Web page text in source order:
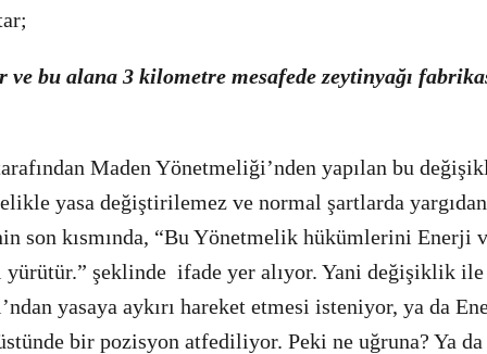
bu alana 3 kilometre mesafede zeytinyağı
Maden Yönetmeliği’nden yapılan bu
yasa değiştirilemez ve normal şartlarda
son kısmında, “Bu Yönetmelik hükümlerini Enerji
yürütür.” şeklinde ifade yer alıyor. Yani değişiklik
yasaya aykırı hareket etmesi isteniyor, ya da
bir pozisyon atfediliyor. Peki ne uğruna? Ya